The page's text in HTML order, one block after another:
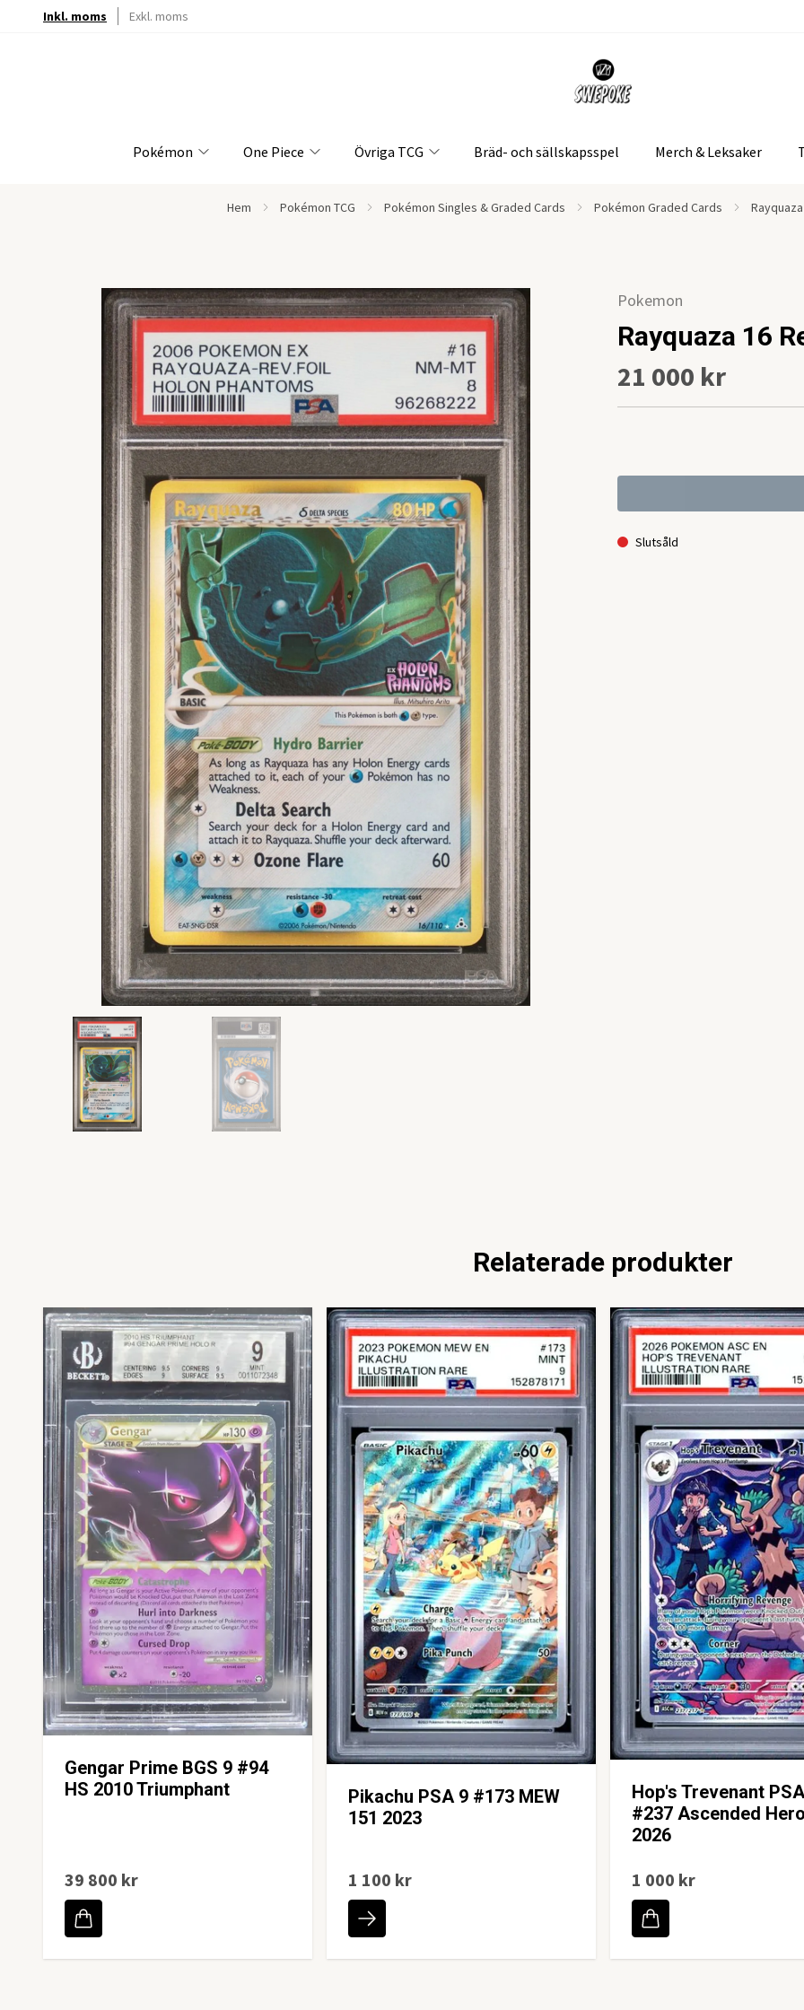
Inkl. moms Exkl. moms
Pokémon One Piece Övriga TCG Bräd- och sällskapsspel Merch & Leksaker
Hem Pokémon TCG Pokémon Singles & Graded Cards Pokémon Graded Cards
Pokemon
Rayquaza 16
21 000 kr
Slutsåld
Relaterade produkter
Gengar Prime BGS 9 #94
HS 2010 Triumphant
39 800 kr
Pikachu PSA 9 #173 MEW
151 2023
1 100 kr
Hop's Trevenant
#237 Ascended
2026
1 000 kr